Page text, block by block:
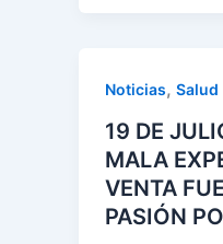
Noticias, Salud
19 DE
MALA
VENTA
PASIÓN